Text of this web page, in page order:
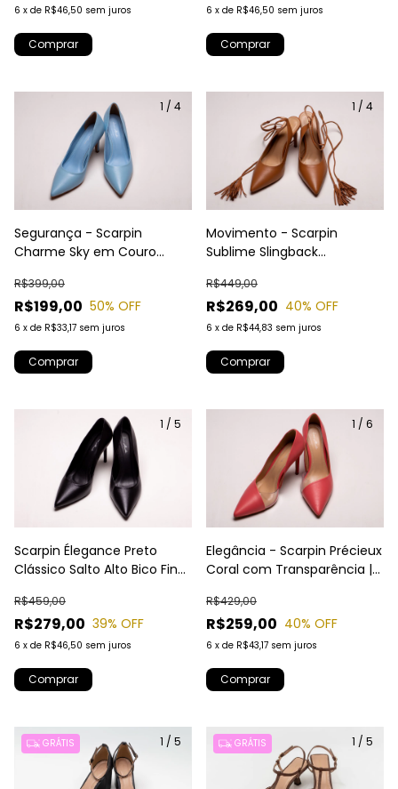
6 x de R$46,50 sem juros
Comprar
6 x de R$46,50 sem juros
Comprar
1 / 4
Segurança - Scarpin
Charme Sky em Couro
Médio 6cm | Laura Almeida
R$199,00
R$399,00
50% OFF
6 x de R$33,17 sem juros
Comprar
1 / 4
Movimento - Scarpin
Sublime Slingback
Carvalho | Laura Almeida
R$269,00
R$449,00
40% OFF
6 x de R$44,83 sem juros
Comprar
1 / 5
Scarpin Élegance Preto
Clássico Salto Alto Bico Fino
R$279,00
R$459,00
39% OFF
6 x de R$46,50 sem juros
Comprar
1 / 6
Elegância - Scarpin Précieux
Coral com Transparência |
Laura Almeida
R$259,00
R$429,00
40% OFF
6 x de R$43,17 sem juros
Comprar
1 / 5
GRÁTIS 1 / 5
GRÁTIS